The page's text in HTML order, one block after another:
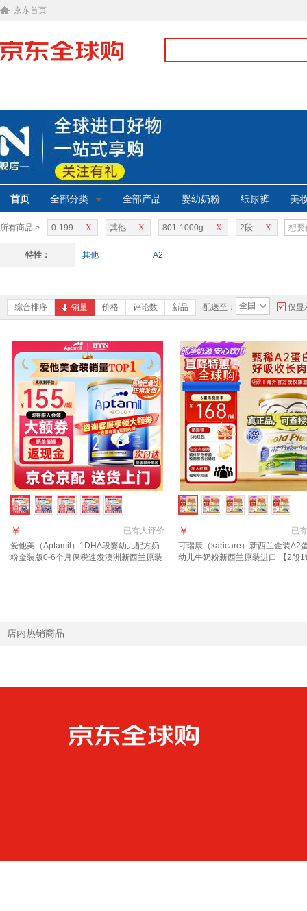
京东首页
首页 全部分类 全部产品 婴幼奶粉 纸尿裤 美
所有商品 > X
0-199 X
其他 X
801-1000g X
2段
特性： 其他 A2
综合排序 销量 价格 评论数 新品 配送至： 全国 仅显
已有人评价
￥
爱他美（Aptamil）1DHA段婴幼儿配方奶
粉金装版0-6个月保税速发澳洲新西兰原装
已有
￥
可瑞康（karicare）新西兰金装A2
幼儿牛奶粉新西兰原装进口 【2段1
店内热销商品